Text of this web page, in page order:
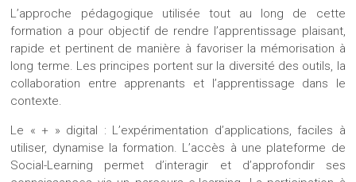
L’approche pédagogique utilisée tout au long de cette
formation a pour objectif de rendre l’apprentissage plaisant,
rapide et pertinent de manière à favoriser la mémorisation à
long terme. Les principes portent sur la diversité des outils, la
collaboration entre apprenants et l’apprentissage dans le
contexte.
Le « + » digital : L’expérimentation d’applications, faciles à
utiliser, dynamise la formation. L’accès à une plateforme de
Social-Learning permet d’interagir et d’approfondir ses